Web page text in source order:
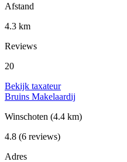
Afstand
4.3 km
Reviews
20
Bekijk taxateur
Bruins Makelaardij
Winschoten (4.4 km)
4.8 (6 reviews)
Adres